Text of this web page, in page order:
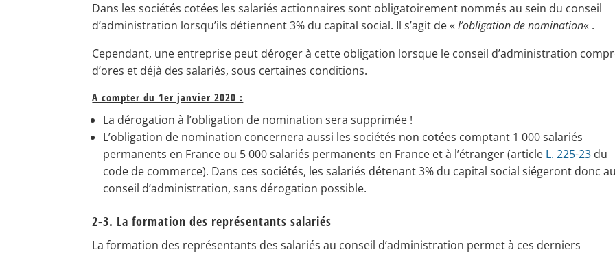
Dans les sociétés cotées les salariés actionnaires sont obligatoirement nommés au sein du conseil
d’administration lorsqu’ils détiennent 3% du capital social. Il s’agit de «l’obligation de nomination« .
Cependant, une entreprise peut déroger à cette obligation lorsque le conseil d’administration
d’ores et déjà des salariés, sous certaines conditions.
A compter du 1er janvier 2020 :
La dérogation à l’obligation de nomination sera supprimée !
L’obligation de nomination concernera aussi les sociétés non cotées comptant 1 000 salariés
permanents en France ou 5 000 salariés permanents en France et à l’étranger (article L. 225-23 du
code de commerce). Dans ces sociétés, les salariés détenant 3% du capital social siégeront donc au
conseil d’administration, sans dérogation possible.
2-3. La formation des représentants salariés
La formation des représentants des salariés au conseil d’administration permet à ces derniers